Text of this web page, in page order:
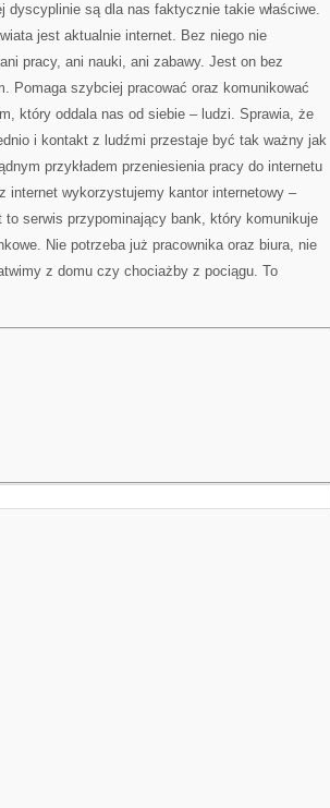
dyscyplinie są dla nas faktycznie takie właściwe.
jest aktualnie internet. Bez niego nie
pracy, ani nauki, ani zabawy. Jest on bez
Pomaga szybciej pracować oraz komunikować
który oddala nas od siebie – ludzi. Sprawia, że
i kontakt z ludźmi przestaje być tak ważny jak
przykładem przeniesienia pracy do internetu
internet wykorzystujemy kantor internetowy –
serwis przypominający bank, który komunikuje
Nie potrzeba już pracownika oraz biura, nie
z domu czy chociażby z pociągu. To